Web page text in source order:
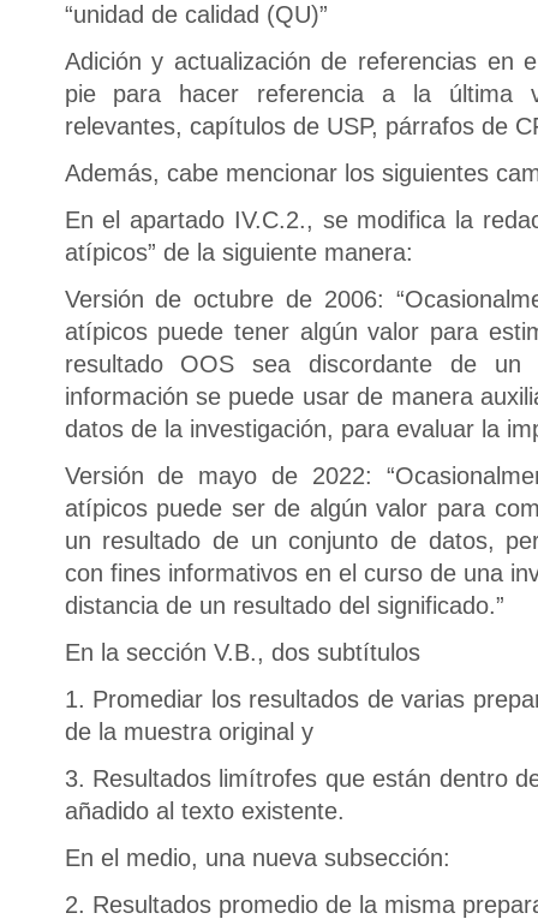
“unidad de calidad (QU)”
Adición y actualización de referencias en
pie para hacer referencia a la última
relevantes, capítulos de USP, párrafos de
Además, cabe mencionar los siguientes
En el apartado IV.C.2., se modifica la
atípicos” de la siguiente manera:
Versión de octubre de 2006:
atípicos puede tener algún valor para
resultado OOS sea discordante de
información se puede usar de manera
datos de la investigación, para evaluar la
Versión de mayo de 2022:
atípicos puede ser de algún valor para
un resultado de un conjunto de datos,
con fines informativos en el curso de una
distancia de un resultado del significado.”
En la sección V.B., dos subtítulos
1. Promediar los resultados de varias
de la muestra original y
3. Resultados limítrofes que están dentro
añadido al texto existente.
En el medio, una nueva subsección:
2. Resultados promedio de la misma